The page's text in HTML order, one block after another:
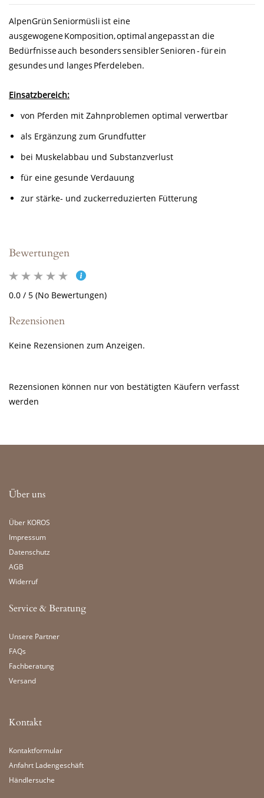
AlpenGrün Seniormüsli ist eine
ausgewogene Komposition, optimal angepasst an die
Bedürfnisse auch besonders sensibler Senioren - für ein
gesundes und langes Pferdeleben.
Einsatzbereich:
von Pferden mit Zahnproblemen optimal verwertbar
als Ergänzung zum Grundfutter
bei Muskelabbau und Substanzverlust
für eine gesunde Verdauung
zur stärke- und zuckerreduzierten Fütterung
Bewertungen
0.0 / 5 (No Bewertungen)
Rezensionen
Keine Rezensionen zum Anzeigen.
Rezensionen können nur von bestätigten Käufern verfasst
werden
Über uns
Über KOROS
Impressum
Datenschutz
AGB
Widerruf
Service & Beratung
Unsere Partner
FAQs
Fachberatung
Versand
Kontakt
Kontaktformular
Anfahrt Ladengeschäft
Händlersuche